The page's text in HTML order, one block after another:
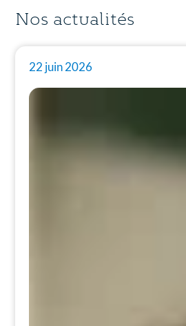
Nos actualités
22 juin 2026